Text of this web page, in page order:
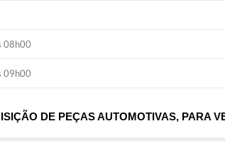
08h00
09h00
DE PEÇAS AUTOMOTIVAS, PARA